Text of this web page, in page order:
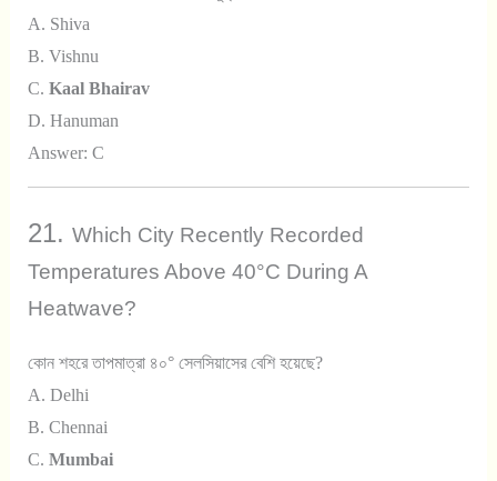
A. Shiva
B. Vishnu
C. Kaal Bhairav
D. Hanuman
Answer: C
21. Which City Recently Recorded
Temperatures Above 40°C During A
Heatwave?
কোন শহরে তাপমাত্রা ৪০° সেলসিয়াসের বেশি হয়েছে?
A. Delhi
B. Chennai
C. Mumbai